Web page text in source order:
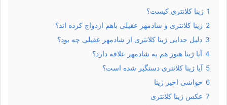
1 ژینا کلانتری کیست؟
2 ژینا کلانتری و شادمهر عقیلی باهم ازدواج کرده اند؟
3 دلیل جدایی ژینا کلانتری از شادمهر عقیلی چه بود؟
4 آیا ژینا هنوز هم به شادمهر علاقه دارد؟
5 آیا ژینا کلانتری دستگیر شده است؟
6 حواشی اخیر ژینا
7 عکس ژینا کلانتری